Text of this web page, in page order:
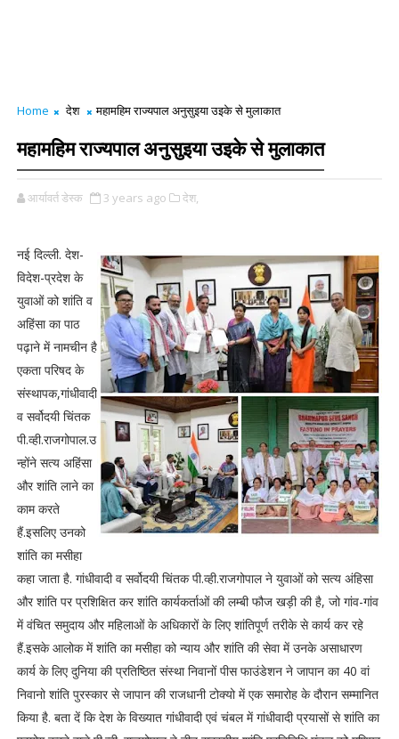
Home देश महामहिम राज्यपाल अनुसुइया उइके से मुलाकात
महामहिम राज्यपाल अनुसुइया उइके से मुलाकात
आर्यावर्त डेस्क 3 years ago देश,
नई दिल्ली. देश-
विदेश-प्रदेश के
युवाओं को शांति व
अहिंसा का पाठ
पढ़ाने में नामचीन है
एकता परिषद के
संस्थापक,गांधीवादी
व सर्वोदयी चिंतक
पी.व्ही.राजगोपाल.उ
न्होंने सत्य अहिंसा
और शांति लाने का
काम करते
हैं.इसलिए उनको
शांति का मसीहा
कहा जाता है. गांधीवादी व सर्वोदयी चिंतक पी.व्ही.राजगोपाल ने युवाओं को सत्य अंहिसा
और शांति पर प्रशिक्षित कर शांति कार्यकर्ताओं की लम्बी फौज खड़ी की है, जो गांव-गांव
में वंचित समुदाय और महिलाओं के अधिकारों के लिए शांतिपूर्ण तरीके से कार्य कर रहे
हैं.इसके आलोक में शांति का मसीहा को न्याय और शांति की सेवा में उनके असाधारण
कार्य के लिए दुनिया की प्रतिष्ठित संस्था निवानों पीस फाउंडेशन ने जापान का 40 वां
निवानो शांति पुरस्कार से जापान की राजधानी टोक्यो में एक समारोह के दौरान सम्मानित
किया है. बता दें कि देश के विख्यात गांधीवादी एवं चंबल में गांधीवादी प्रयासों से शांति का